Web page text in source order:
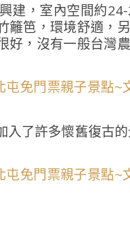
建，室內空間約
籬笆，環境舒適，
好，沒有一般台灣
入了許多懷舊復古